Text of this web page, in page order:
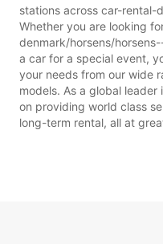
stations across car-rental-
Whether you are looking
denmark/horsens/
a car for a special event,
your needs from our wide
models. As a global
on providing world class
long-term rental, all at